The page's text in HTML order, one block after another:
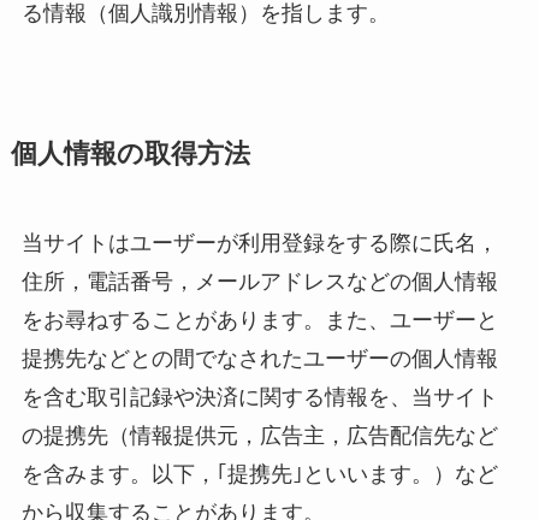
る情報（個人識別情報）を指します。
個人情報の取得方法
当サイトはユーザーが利用登録をする際に氏名，
住所，電話番号，メールアドレスなどの個人情報
をお尋ねすることがあります。また、ユーザーと
提携先などとの間でなされたユーザーの個人情報
を含む取引記録や決済に関する情報を、当サイト
の提携先（情報提供元，広告主，広告配信先など
を含みます。以下，｢提携先｣といいます。）など
から収集することがあります。